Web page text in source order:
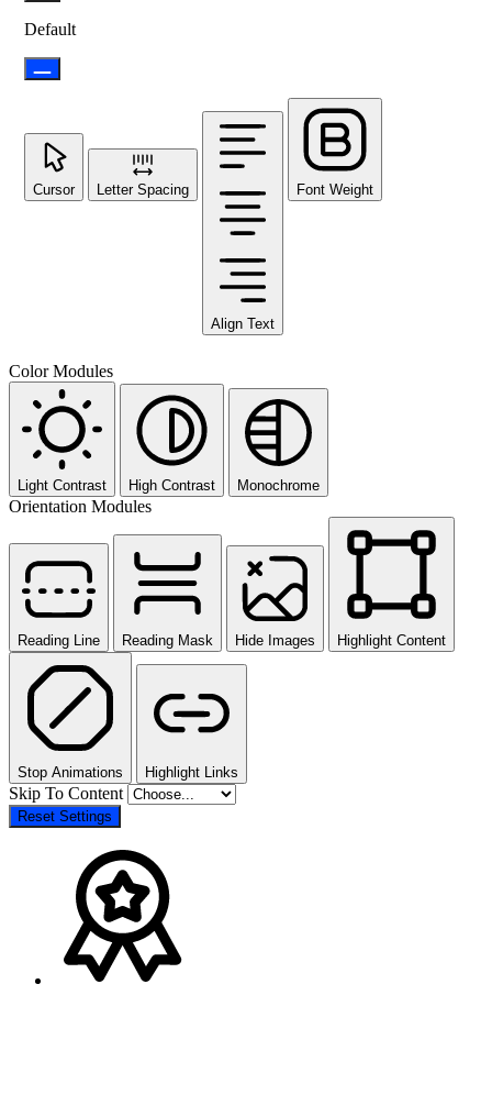
Default
Cursor Letter Spacing
Align Text
Font Weight
Color Modules
Light Contrast High Contrast Monochrome
Orientation Modules
Reading Line Reading Mask Hide Images Highlight Content
Stop Animations Highlight Links
Skip To Content
Reset Settings